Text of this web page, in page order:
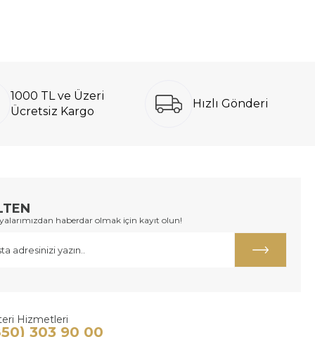
1000 TL ve Üzeri
Ücretsiz Kargo
Hızlı Gönderi
haberdar olmak için kayıt olun!
Hizmetleri
303 90 00